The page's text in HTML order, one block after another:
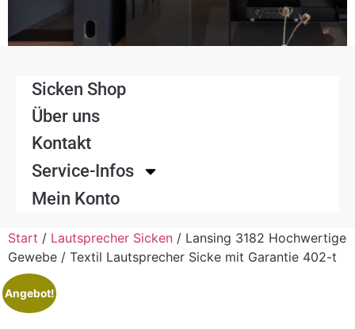
Sicken Shop
Über uns
Kontakt
Service-Infos
Mein Konto
Start / Lautsprecher Sicken / Lansing 3182 Hochwertige
Gewebe / Textil Lautsprecher Sicke mit Garantie 402-t
Angebot!